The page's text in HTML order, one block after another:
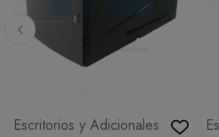
Escritorios y Adicionales